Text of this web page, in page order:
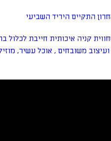
קניה איכותית חייבת לכלול